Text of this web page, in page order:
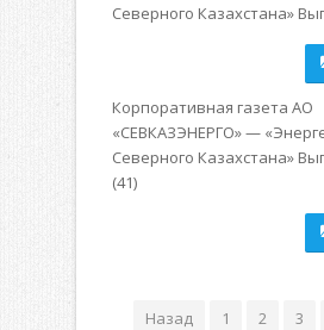
Северного Казахстана»
Корпоративная газета АО
«СЕВКАЗЭНЕРГО» —
Северного Казахстана»
(41)
Назад 1 2 3